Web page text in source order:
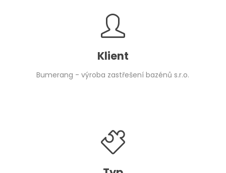
Klient
Bumerang - výroba zastřešení bazénů s.r.o.